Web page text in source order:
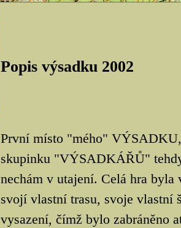
Popis výsadku 2002
První místo "mého"
skupinku "VÝSADKÁŘŮ"
nechám v utajení. Celá hra byla
svojí vlastní trasu, svoje vlastní
vysazení, čímž bylo zabráněno